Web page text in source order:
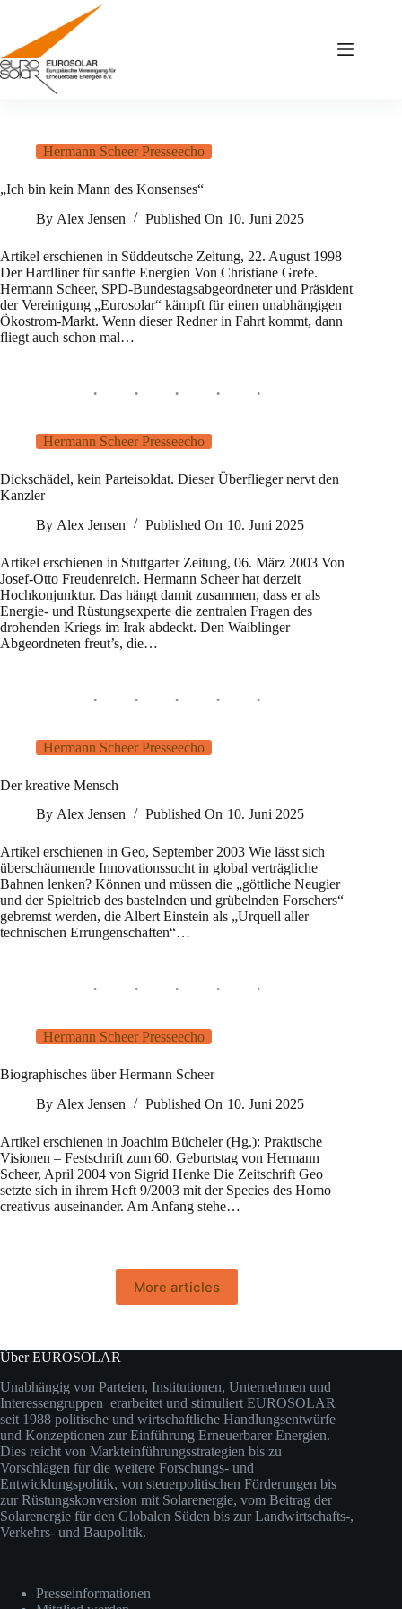
springen
Hermann Scheer Presseecho
„Ich bin kein Mann des Konsenses“
By Alex Jensen Published On 10. Juni 2025
Artikel erschienen in Süddeutsche Zeitung, 22. August 1998
Der Hardliner für sanfte Energien Von Christiane Grefe.
Hermann Scheer, SPD-Bundestagsabgeordneter und Präsident
der Vereinigung „Eurosolar“ kämpft für einen unabhängigen
Ökostrom-Markt. Wenn dieser Redner in Fahrt kommt, dann
fliegt auch schon mal…
Hermann Scheer Presseecho
Dickschädel, kein Parteisoldat. Dieser Überflieger nervt den
Kanzler
By Alex Jensen Published On 10. Juni 2025
Artikel erschienen in Stuttgarter Zeitung, 06. März 2003 Von
Josef-Otto Freudenreich. Hermann Scheer hat derzeit
Hochkonjunktur. Das hängt damit zusammen, dass er als
Energie- und Rüstungsexperte die zentralen Fragen des
drohenden Kriegs im Irak abdeckt. Den Waiblinger
Abgeordneten freut’s, die…
Hermann Scheer Presseecho
Der kreative Mensch
By Alex Jensen Published On 10. Juni 2025
Artikel erschienen in Geo, September 2003 Wie lässt sich
überschäumende Innovationssucht in global verträgliche
Bahnen lenken? Können und müssen die „göttliche Neugier
und der Spieltrieb des bastelnden und grübelnden Forschers“
gebremst werden, die Albert Einstein als „Urquell aller
technischen Errungenschaften“…
Hermann Scheer Presseecho
Biographisches über Hermann Scheer
By Alex Jensen Published On 10. Juni 2025
Artikel erschienen in Joachim Bücheler (Hg.): Praktische
Visionen – Festschrift zum 60. Geburtstag von Hermann
Scheer, April 2004 von Sigrid Henke Die Zeitschrift Geo
setzte sich in ihrem Heft 9/2003 mit der Species des Homo
creativus auseinander. Am Anfang stehe…
More articles
Über EUROSOLAR
Unabhängig von Parteien, Institutionen, Unternehmen und
Interessengruppen erarbeitet und stimuliert EUROSOLAR
seit 1988 politische und wirtschaftliche Handlungsentwürfe
und Konzeptionen zur Einführung Erneuerbarer Energien.
Dies reicht von Markteinführungsstrategien bis zu
Vorschlägen für die weitere Forschungs- und
Entwicklungspolitik, von steuerpolitischen Förderungen bis
zur Rüstungskonversion mit Solarenergie, vom Beitrag der
Solarenergie für den Globalen Süden bis zur Landwirtschafts-,
Verkehrs- und Baupolitik.
Presseinformationen